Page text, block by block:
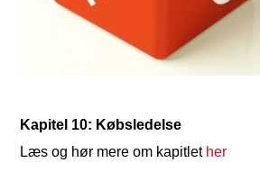
Kapitel 10: Købsledelse
Læs og hør mere om kapitlet her